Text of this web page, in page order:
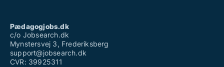
Pædagogjobs.dk
c/o Jobsearch.dk
Mynstersvej 3, Frederiksberg
support@jobsearch.dk
CVR: 39925311